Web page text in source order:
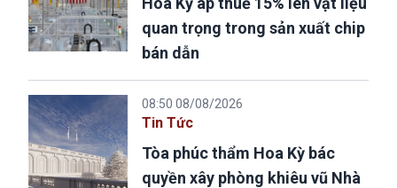
quan trọng trong sản xuất chip
bán dẫn
08:50 08/08/2026
Tin Tức
Tòa phúc thẩm Hoa Kỳ bác
quyền xây phòng khiêu vũ Nhà